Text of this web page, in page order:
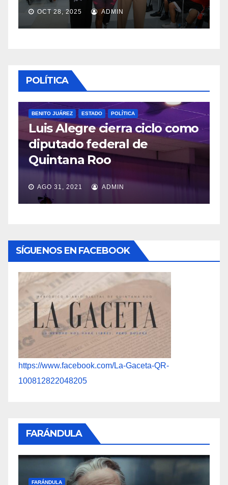
ADMIN OCT 28, 2025 ADMIN
POLÍTICA
POLÍTICA
cierra ciclo como
de
ADMIN
POLÍTICA
López Obrador
veda por
SÍGUENOS EN FACEBOOK
https://www.facebook.com/La-Gaceta-QR-
100812822048205
FARÁNDULA